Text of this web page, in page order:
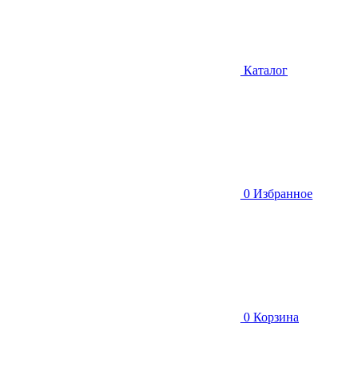
Каталог
0 Избранное
0 Корзина